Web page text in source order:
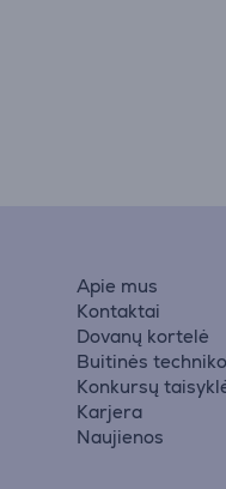
Apie mus
Kontaktai
Dovanų kortelė
Buitinės
Konkursų
Karjera
Naujienos